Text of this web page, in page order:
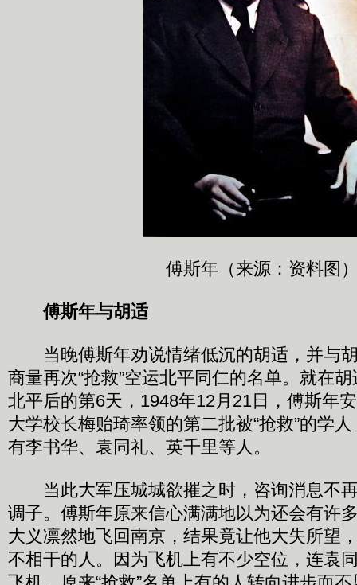
傅斯年（来源：资料图
傅斯年与胡适
当晚傅斯年劝说情绪低沉的胡适，并与
商量再次“抢救”空运北平同仁的名单。就在
北平后的第6天，1948年12月21日，傅斯年
大学校长梅贻琦率领的第二批被“抢救”的学
有李书华、袁同礼、英千里等人。
当此大军压城城欲摧之时，咨询消息不再
调子。傅斯年原来信心满满地以为还会有许
大义凛然地飞回南京，结果竟让他大失所望
不相干的人。因为飞机上有不少空位，连袁